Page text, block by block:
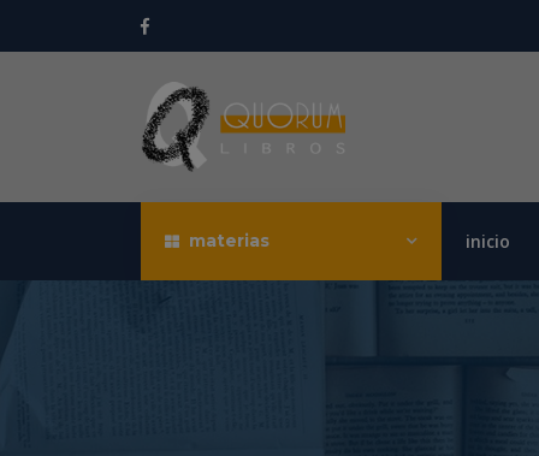
materias inicio